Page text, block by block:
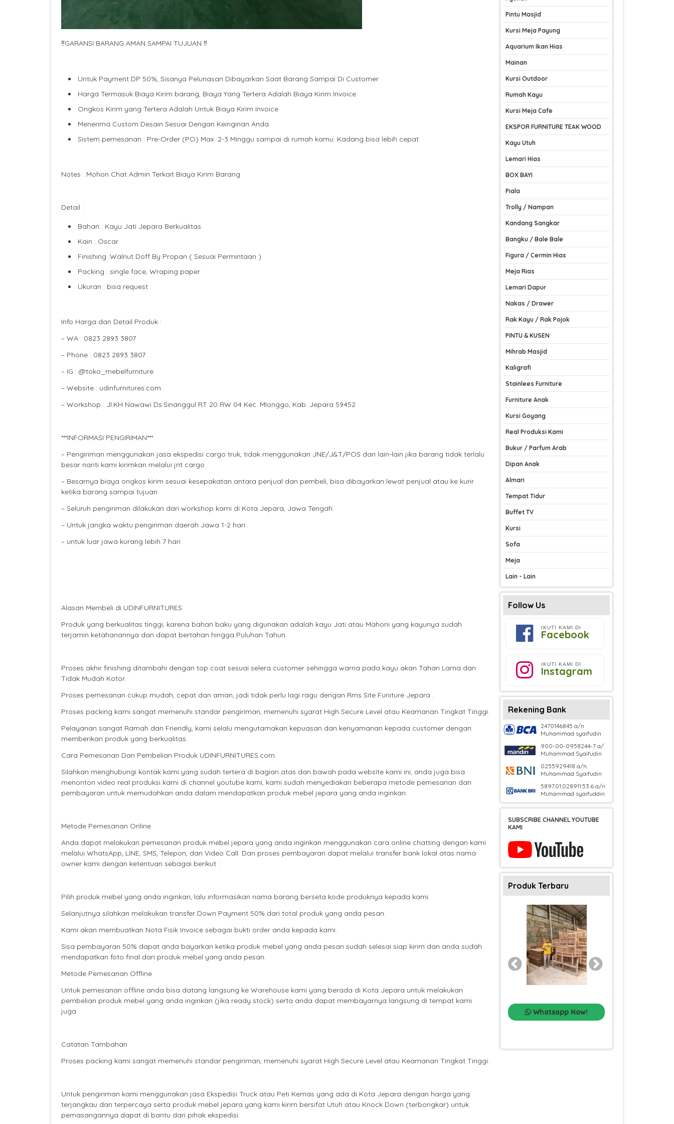
‼️GARANSI BARANG AMAN SAMPAI TUJUAN ‼
Untuk Payment DP 50%, Sisanya Pelunasan Dibayarkan Saat Barang Sampai Di Customer
Harga Termasuk Biaya Kirim barang, Biaya Yang Tertera Adalah Biaya Kirim Invoice
Ongkos Kirim yang Tertera Adalah Untuk Biaya Kirim Invoice
Menerima Custom Desain Sesuai Dengan Keinginan Anda
Sistem pemesanan : Pre-Order (PO) Max. 2-3 Minggu sampai di rumah kamu. Kadang bisa lebih cepat⁣⁣
Notes : Mohon Chat Admin Terkait Biaya Kirim Barang
Detail :
Bahan : Kayu Jati Jepara Berkualitas
Kain : Oscar
Finishing :Walnut Doff By Propan ( Sesuai Permintaan )
Packing : single face, Wraping paper
Ukuran : bisa request
Info Harga dan Detail Produk :
– WA : 0823 2893 3807
– Phone : 0823 2893 3807
– IG : @toko_mebelfurniture
– Website : udinfurnitures.com
– Workshop : Jl.KH Nawawi Ds.Sinanggul RT 20 RW 04 Kec. Mlonggo, Kab. Jepara 59452
***INFORMASI PENGIRIMAN***
– Pengiriman menggunakan jasa ekspedisi cargo truk, tidak menggunakan JNE/J&T/POS dan lain-lain jika barang tidak terlalu
besar nanti kami kirimkan melalui jnt cargo
– Besarnya biaya ongkos kirim sesuai kesepakatan antara penjual dan pembeli, bisa dibayarkan lewat penjual atau ke kurir
ketika barang sampai tujuan
– Seluruh pengiriman dilakukan dari workshop kami di Kota Jepara, Jawa Tengah
– Untuk jangka waktu pengiriman daerah Jawa 1-2 hari
– untuk luar jawa kurang lebih 7 hari
Alasan Membeli di UDINFURNITURES
Produk yang berkualitas tinggi, karena bahan baku yang digunakan adalah kayu Jati atau Mahoni yang kayunya sudah
terjamin ketahanannya dan dapat bertahan hingga Puluhan Tahun.
Proses akhir finishing ditambahi dengan top coat sesuai selera customer sehingga warna pada kayu akan Tahan Lama dan
Tidak Mudah Kotor.
Proses pemesanan cukup mudah, cepat dan aman, jadi tidak perlu lagi ragu dengan Rms Site Funiture Jepara .
Proses packing kami sangat memenuhi standar pengiriman, memenuhi syarat High Secure Level atau Keamanan Tingkat Tinggi.
Pelayanan sangat Ramah dan Friendly, kami selalu mengutamakan kepuasan dan kenyamanan kepada customer dengan
memberikan produk yang berkualitas.
Cara Pemesanan Dan Pembelian Produk UDINFURNITURES.com
Silahkan menghubungi kontak kami yang sudah tertera di bagian atas dan bawah pada website kami ini, anda juga bisa
menonton video real produksi kami di channel youtube kami, kami sudah menyediakan beberapa metode pemesanan dan
pembayaran untuk memudahkan anda dalam mendapatkan produk mebel jepara yang anda inginkan.
Metode Pemesanan Online
Anda dapat melakukan pemesanan produk mebel jepara yang anda inginkan menggunakan cara online chatting dengan kami
melalui WhatsApp, LINE, SMS, Telepon, dan Video Call. Dan proses pembayaran dapat melalui transfer bank lokal atas nama
owner kami dengan ketentuan sebagai berikut :
Pilih produk mebel yang anda inginkan, lalu informasikan nama barang berseta kode produknya kepada kami.
Selanjutnya silahkan melakukan transfer Down Payment 50% dari total produk yang anda pesan.
Kami akan membuatkan Nota Fisik Invoice sebagai bukti order anda kepada kami.
Sisa pembayaran 50% dapat anda bayarkan ketika produk mebel yang anda pesan sudah selesai siap kirim dan anda sudah
mendapatkan foto final dari produk mebel yang anda pesan.
Metode Pemesanan Offline
Untuk pemesanan offline anda bisa datang langsung ke Warehouse kami yang berada di Kota Jepara untuk melakukan
pembelian produk mebel yang anda inginkan (jika ready stock) serta anda dapat membayarnya langsung di tempat kami
juga.
Catatan Tambahan
Proses packing kami sangat memenuhi standar pengiriman, memenuhi syarat High Secure Level atau Keamanan Tingkat Tinggi.
Untuk pengiriman kami menggunakan jasa Ekspedisi Truck atau Peti Kemas yang ada di Kota Jepara dengan harga yang
terjangkau dan terpercaya serta produk mebel jepara yang kami kirim bersifat Utuh atau Knock Down (terbongkar) untuk
pemasangannya dapat di bantu dari pihak ekspedisi.
Pintu Masjid
Kursi Meja Payung
Aquarium Ikan Hias
Mainan
Kursi Outdoor
Rumah Kayu
Kursi Meja Cafe
EKSPOR FURNITURE TEAK WOOD
Kayu Utuh
Lemari Hias
BOX BAYI
Piala
Trolly / Nampan
Kandang Sangkar
Bangku / Bale Bale
Figura / Cermin Hias
Meja Rias
Lemari Dapur
Nakas / Drawer
Rak Kayu / Rak Pojok
PINTU & KUSEN
Mihrab Masjid
Kaligrafi
Stainlees Furniture
Furniture Anak
Kursi Goyang
Real Produksi Kami
Bukur / Parfum Arab
Dipan Anak
Almari
Tempat Tidur
Buffet TV
Kursi
Sofa
Meja
Lain - Lain
Follow Us
IKUTI KAMI DI
Facebook
IKUTI KAMI DI
Instagram
Rekening Bank
2470146845 a/n
Muhammad syaifudin
900-00-0958244-7 a/
Muhammad Syaifudin
0255929418 a/n
Muhammad Syaifudin
5897.01.028911.53.6 a/n
Muhammad syaifuddin
SUBSCRIBE CHANNEL YOUTUBE
KAMI
Produk Terbaru
Whatsapp Now! Whatsapp Now!